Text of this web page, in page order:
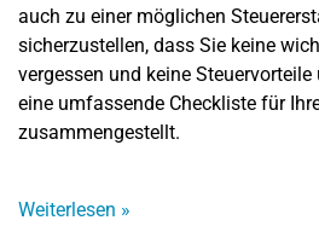
auch zu einer möglichen
sicherzustellen, dass Sie keine
vergessen und keine
eine umfassende Checkliste für
zusammengestellt.
Weiterlesen »